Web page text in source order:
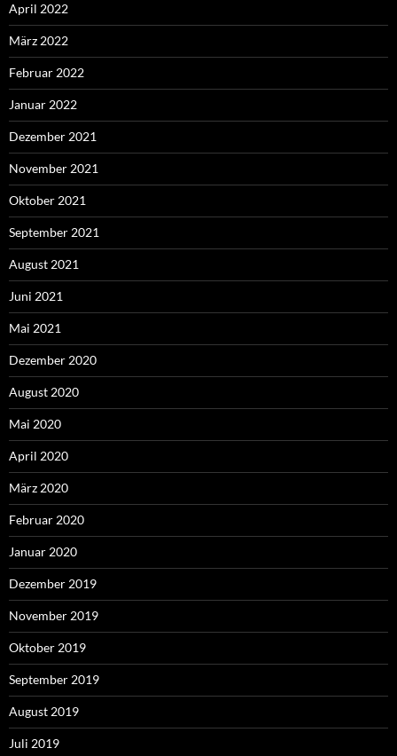
April 2022
März 2022
Februar 2022
Januar 2022
Dezember 2021
November 2021
Oktober 2021
September 2021
August 2021
Juni 2021
Mai 2021
Dezember 2020
August 2020
Mai 2020
April 2020
März 2020
Februar 2020
Januar 2020
Dezember 2019
November 2019
Oktober 2019
September 2019
August 2019
Juli 2019